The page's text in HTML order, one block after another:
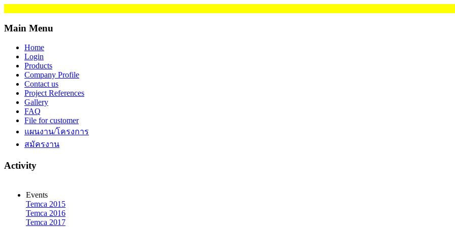
Main Menu
Home
Login
Products
Company Profile
Contact us
Project References
Gallery
FAQ
File for customer
แผนงาน/โครงการ
สมัครงาน
Activity
Events
Temca 2015
Temca 2016
Temca 2017